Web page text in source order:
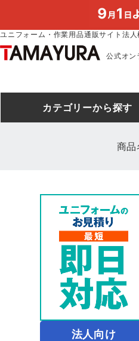
ユニフォーム・作業用品通販サイト法
公式オン
カテゴリーから探す
防寒着
コンプレッション
ヤッケ
ファン付きウェ
ズ）
ミズノ安全靴ランキング
空調服ランキング
レインウェアランキング
アイトス ランキング
アイズフロンティア
クロダルマ
住商モンブラン
シンメン
農作業服
DIY・日曜大工作業服
夜間・高視認性安全服
商
法人向け